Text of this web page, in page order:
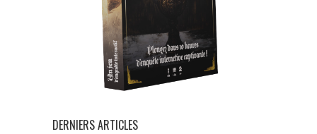
DERNIERS ARTICLES